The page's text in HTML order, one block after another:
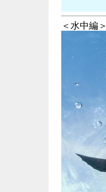
＜水中編＞